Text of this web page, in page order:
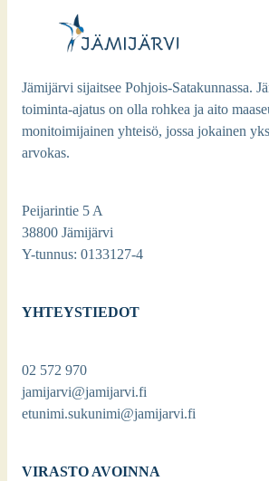
Jämijärvi sijaitsee Pohjois-Satakunnassa.
toiminta-ajatus on olla rohkea ja aito
monitoimijainen yhteisö, jossa jokainen
arvokas.
Peijarintie 5 A
38800 Jämijärvi
Y-tunnus: 0133127-4
YHTEYSTIEDOT
02 572 970
jamijarvi@jamijarvi.fi
etunimi.sukunimi@jamijarvi.fi
VIRASTO AVOINNA